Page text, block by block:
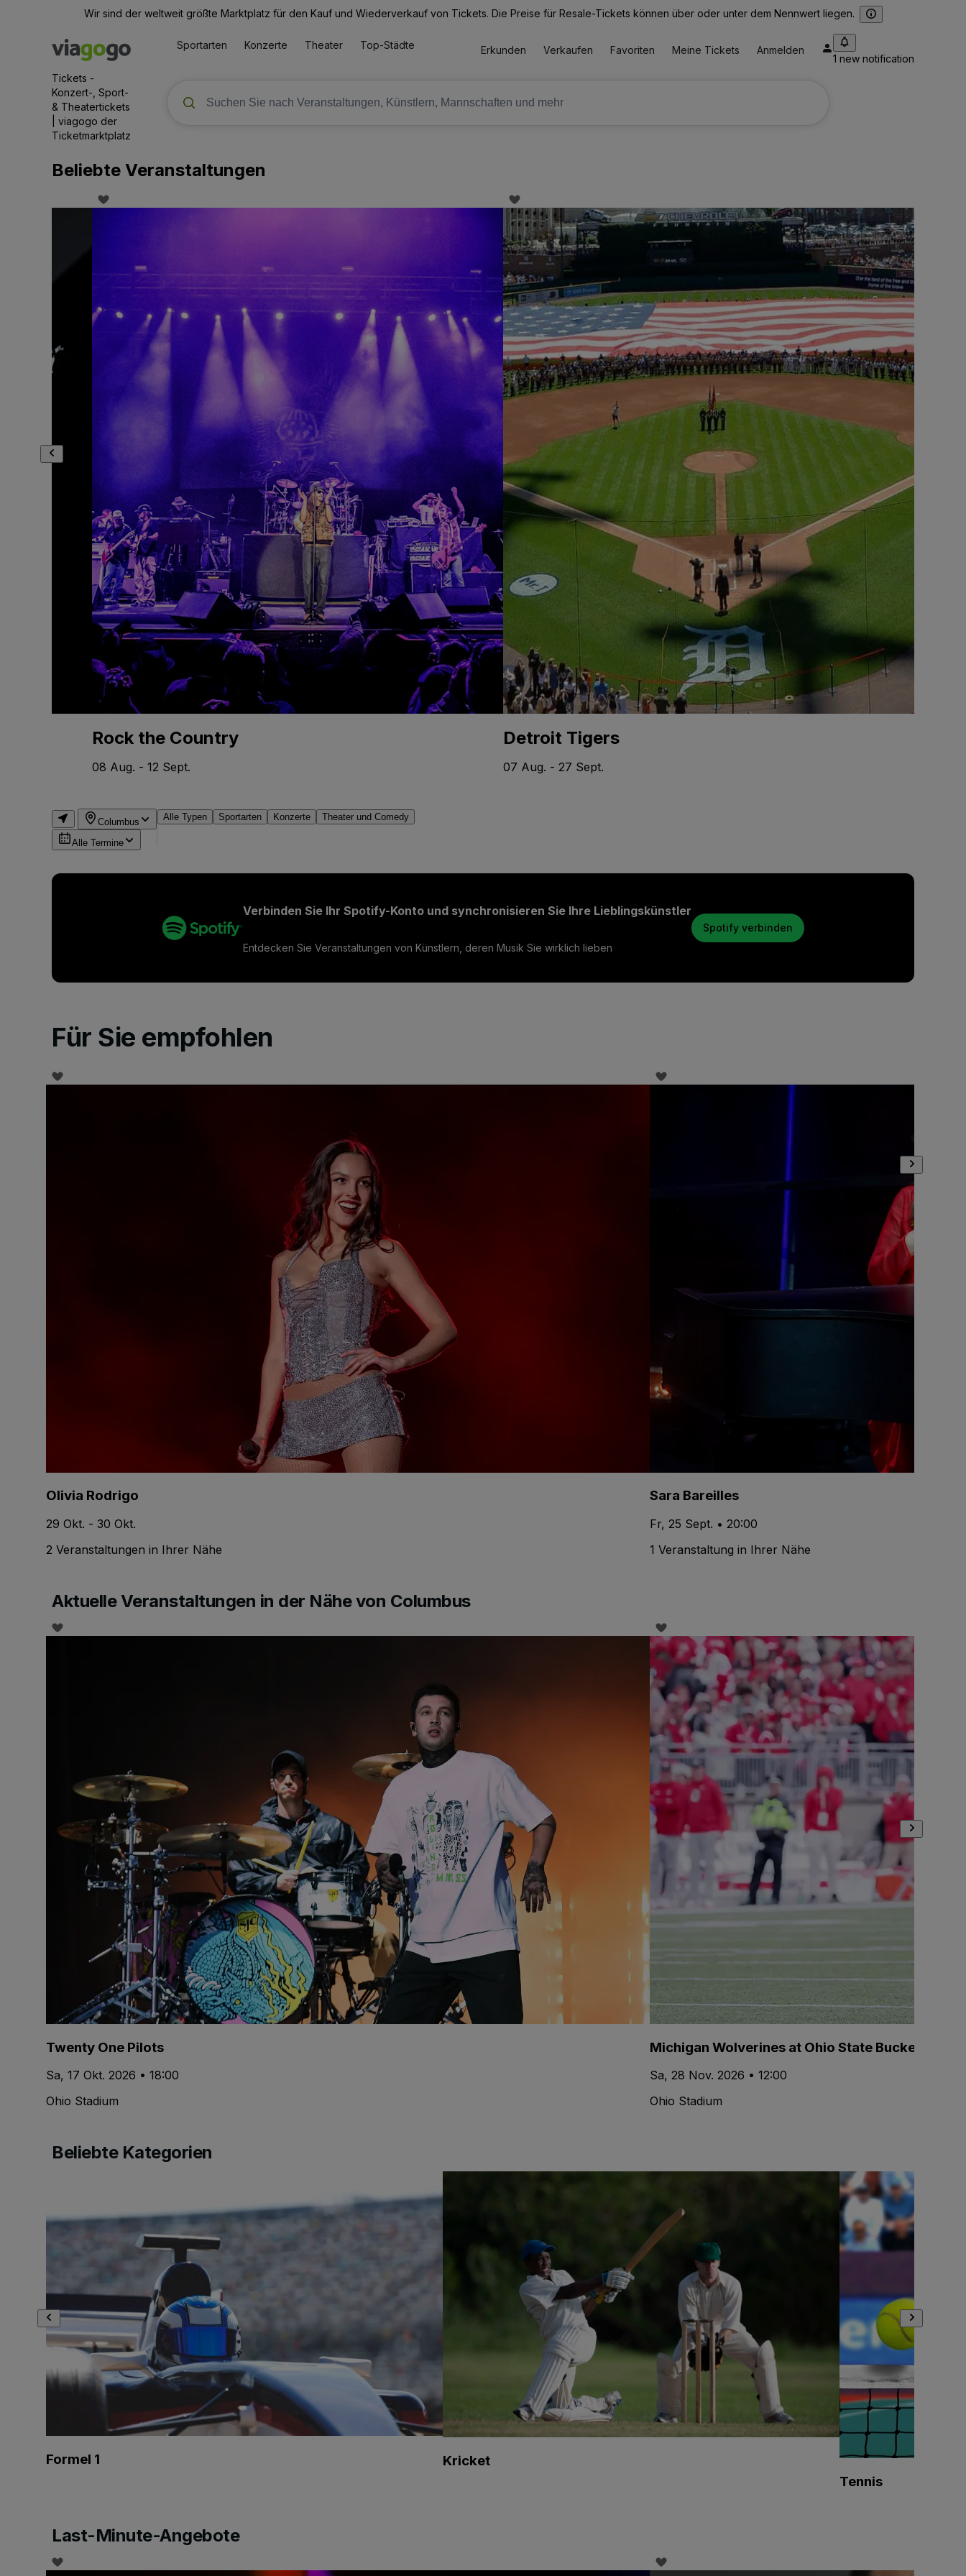
Wir sind der weltweit größte Marktplatz für den Kauf und Wiederverkauf von Tickets. Die Preise für Resale-Tickets können über oder unter dem Nennwert liegen.
Tickets -
Konzert-, Sport-
& Theatertickets
| viagogo der
Ticketmarktplatz
Sportarten Konzerte Theater Top-Städte Erkunden Verkaufen Favoriten Meine Tickets Anmelden
1 new notification
Beliebte Veranstaltungen
Rock the Country
08 Aug. - 12 Sept.
Detroit Tigers
07 Aug. - 27 Sept.
Columbus
Alle Termine
Alle Typen Sportarten Konzerte Theater und Comedy
Verbinden Sie Ihr Spotify-Konto und synchronisieren Sie Ihre Lieblingskünstler
Entdecken Sie Veranstaltungen von Künstlern, deren Musik Sie wirklich lieben
Spotify verbinden
Für Sie empfohlen
Olivia Rodrigo
29 Okt. - 30 Okt.
2 Veranstaltungen in Ihrer Nähe
Sara Bareilles
Fr, 25 Sept. • 20:00
1 Veranstaltung in Ihrer Nähe
Aktuelle Veranstaltungen in der Nähe von Columbus
Twenty One Pilots
Sa, 17 Okt. 2026 • 18:00
Ohio Stadium
Michigan Wolverines at Ohio State Buckeyes
Sa, 28 Nov. 2026 • 12:00
Ohio Stadium
Beliebte Kategorien
Formel 1
Kricket
Tennis
Last-Minute-Angebote